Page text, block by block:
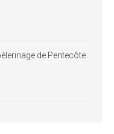
de Pentecôte